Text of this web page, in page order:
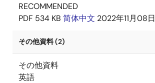
RECOMMENDED
PDF 534 KB 简体中文 2022年11月08日
その他資料 (2)
その他資料
英語